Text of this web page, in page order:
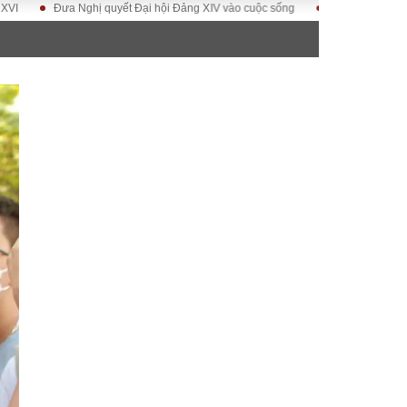
– Đô thị
Đưa Nghị quyết Đại hội Đảng XIV vào cuộc sống Hướng tới Đại hội đại